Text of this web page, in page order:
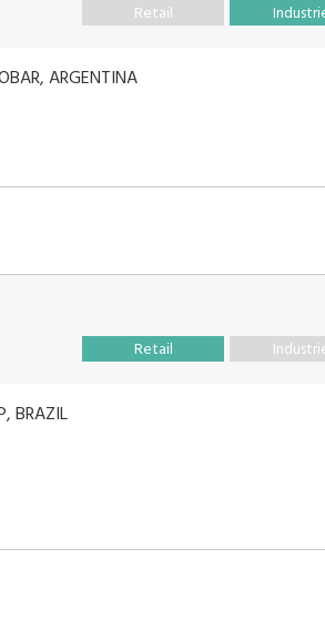
Retail
ARGENTINA
Retail
BRAZIL